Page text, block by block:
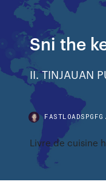
Sni the
II. TINJAUAN
Livre de cuisine